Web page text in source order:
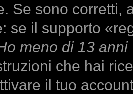
Se sono corretti,
se il supporto
meno di 13 anni
che hai
il tuo